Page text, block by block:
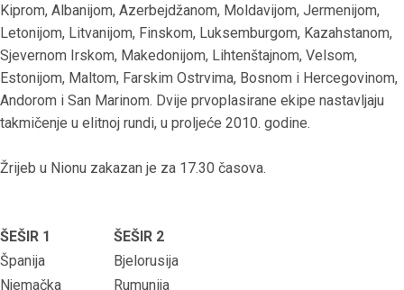
Kiprom, Albanijom, Azerbejdžanom, Moldavijom, Jermenijom,
Letonijom, Litvanijom, Finskom, Luksemburgom, Kazahstanom,
Sjevernom Irskom, Makedonijom, Lihtenštajnom, Velsom,
Estonijom, Maltom, Farskim Ostrvima, Bosnom i Hercegovinom,
Andorom i San Marinom. Dvije prvoplasirane ekipe nastavljaju
takmičenje u elitnoj rundi, u proljeće 2010. godine.
Žrijeb u Nionu zakazan je za 17.30 časova.
ŠEŠIR 1
ŠEŠIR 2
Španija
Bjelorusija
Njemačka
Rumunija